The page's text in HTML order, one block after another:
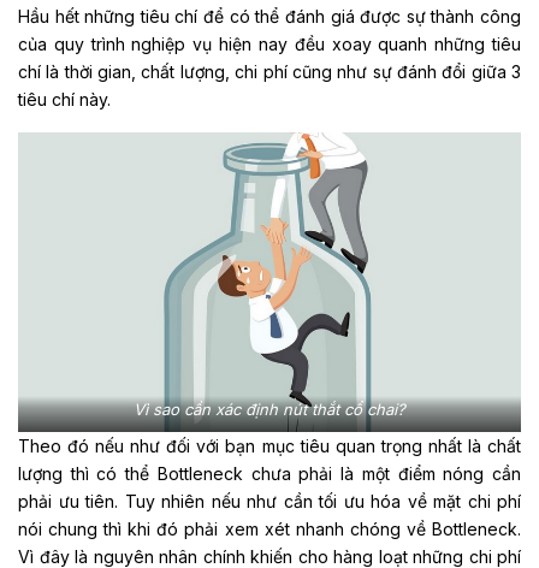
Hầu hết những tiêu chí để có thể đánh giá được sự thành công
của quy trình nghiệp vụ hiện nay đều xoay quanh những tiêu
chí là thời gian, chất lượng, chi phí cũng như sự đánh đổi giữa 3
tiêu chí này.
Vì sao cần xác định nút thắt cổ chai?
Theo đó nếu như đối với bạn mục tiêu quan trọng nhất là chất
lượng thì có thể Bottleneck chưa phải là một điểm nóng cần
phải ưu tiên. Tuy nhiên nếu như cần tối ưu hóa về mặt chi phí
nói chung thì khi đó phải xem xét nhanh chóng về Bottleneck.
Vì đây là nguyên nhân chính khiến cho hàng loạt những chi phí